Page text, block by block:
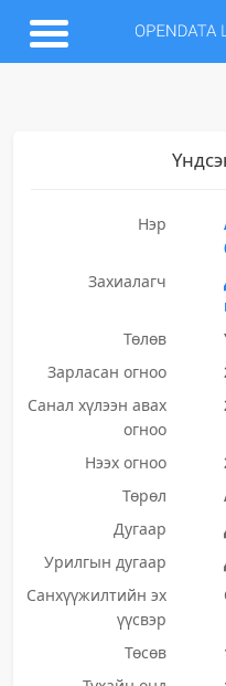
Нэр
Захиалагч
Төлөв
Зарласан огноо
Санал хүлээн авах
огноо
Нээх огноо
Төрөл
Дугаар
Урилгын дугаар
Санхүүжилтийн эх
үүсвэр
Төсөв